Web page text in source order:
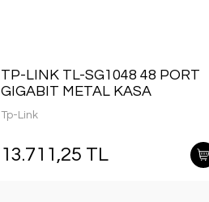
TP-LINK TL-SG1048 48 PORT
GIGABIT METAL KASA
RACKMOUNT SWITCH
Tp-Link
13.711,25 TL